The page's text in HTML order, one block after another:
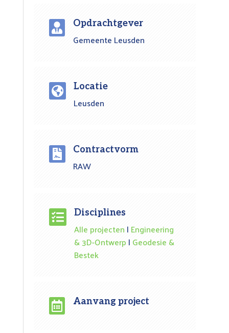
 Opdrachtgever
Gemeente Leusden
 Locatie
Leusden
 Contractvorm
RAW
 Disciplines
Alle projecten | Engineering
& 3D-Ontwerp | Geodesie &
Bestek
 Aanvang project